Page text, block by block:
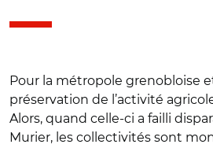
Pour la métropole grenobloise
préservation de l’activité
Alors, quand celle-ci a failli
Murier, les collectivités sont